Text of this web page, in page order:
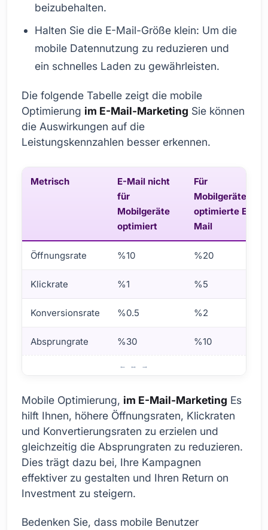
beizubehalten.
Halten Sie die E-Mail-Größe klein: Um die
mobile Datennutzung zu reduzieren und
ein schnelles Laden zu gewährleisten.
Die folgende Tabelle zeigt die mobile
Optimierung im E-Mail-Marketing Sie können
die Auswirkungen auf die
Leistungskennzahlen besser erkennen.
Metrisch
E-Mail nicht
für
Mobilgeräte
optimiert
Für
Mobilgeräte
optimierte E-
Mail
Öffnungsrate %10 %20
Klickrate %1 %5
Konversionsrate %0.5 %2
Absprungrate %30 %10
Mobile Optimierung, im E-Mail-Marketing Es
hilft Ihnen, höhere Öffnungsraten, Klickraten
und Konvertierungsraten zu erzielen und
gleichzeitig die Absprungraten zu reduzieren.
Dies trägt dazu bei, Ihre Kampagnen
effektiver zu gestalten und Ihren Return on
Investment zu steigern.
Bedenken Sie, dass mobile Benutzer